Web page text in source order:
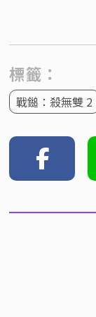
標籤：
戰鎚：殺無雙 2